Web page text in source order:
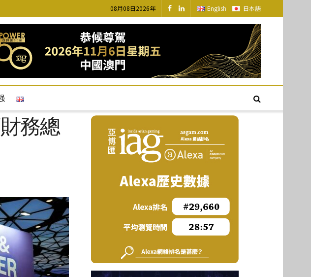
08月08日2026年 English 日本語
財務總